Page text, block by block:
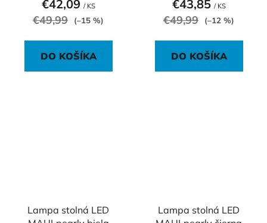
€42,09 / KS
€49,99 (–15 %)
DO KOŠÍKA
€43,85 / KS
€49,99 (–12 %)
DO KOŠÍKA
Lampa stolná LED
Lampa stolná LED